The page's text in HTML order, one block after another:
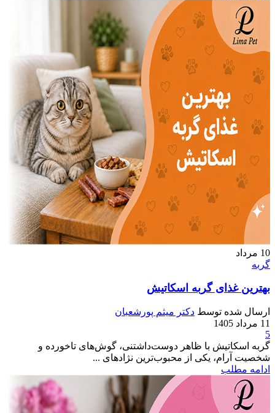
10 مرداد
گربه
بهترین غذای گربه اسکاتیش
ارسال شده توسط دکتر میثم پورشعبان
11 مرداد 1405
5
گربه اسکاتیش با ظاهر دوست‌داشتنی، گوش‌های تاخورده و
شخصیت آرام، یکی از محبوب‌ترین نژادهای ...
ادامه مطلب